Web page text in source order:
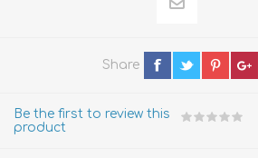
Share
Be the first to review this
product